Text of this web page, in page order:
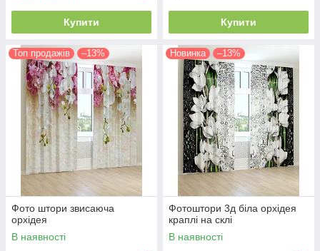
Купити Купити
Топ продажів –13%
Фото штори звисаюча
орхідея
В наявності
Новинка –13%
Фотоштори 3д біла орхідея
краплі на склі
В наявності